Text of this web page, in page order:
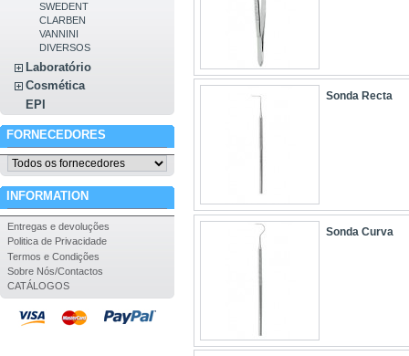
SWEDENT
CLARBEN
VANNINI
DIVERSOS
Laboratório
Cosmética
EPI
FORNECEDORES
INFORMATION
Entregas e devoluções
Politica de Privacidade
Termos e Condições
Sobre Nós/Contactos
CATÁLOGOS
Sonda Recta
Sonda Curva